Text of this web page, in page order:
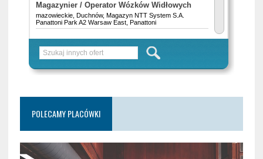
POLECAMY PLACÓWKI